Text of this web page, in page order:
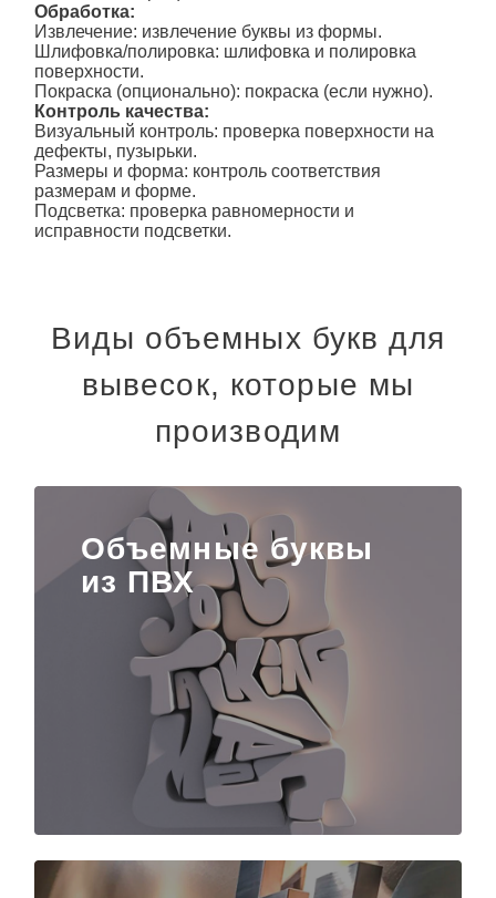
Обработка:
Извлечение: извлечение буквы из формы.
Шлифовка/полировка: шлифовка и полировка
поверхности.
Покраска (опционально): покраска (если нужно).
Контроль качества:
Визуальный контроль: проверка поверхности на
дефекты, пузырьки.
Размеры и форма: контроль соответствия
размерам и форме.
Подсветка: проверка равномерности и
исправности подсветки.
Виды объемных букв для
вывесок, которые мы
производим
Объемные буквы
из ПВХ